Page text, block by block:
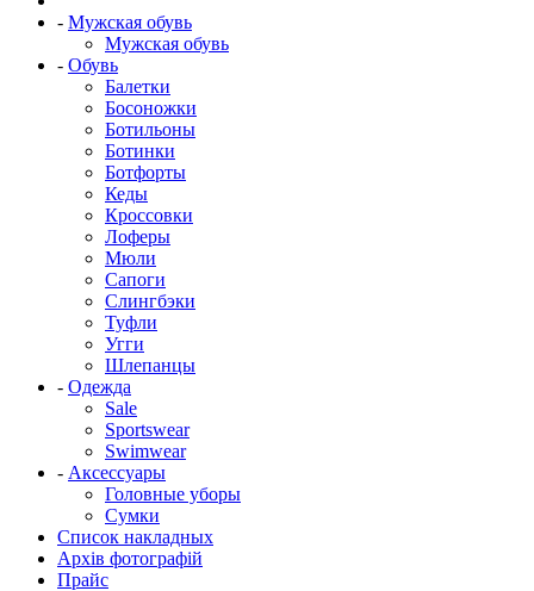
- Мужская обувь
Мужская обувь
- Обувь
Балетки
Босоножки
Ботильоны
Ботинки
Ботфорты
Кеды
Кроссовки
Лоферы
Мюли
Сапоги
Слингбэки
Туфли
Угги
Шлепанцы
- Одежда
Sale
Sportswear
Swimwear
- Аксессуары
Головные уборы
Сумки
Список накладных
Архів фотографій
Прайс